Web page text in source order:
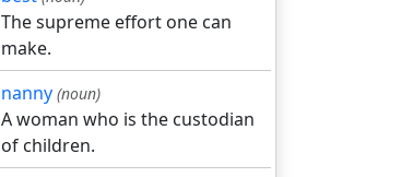
The supreme effort one can
make.
nanny (noun)
A woman who is the custodian
of children.